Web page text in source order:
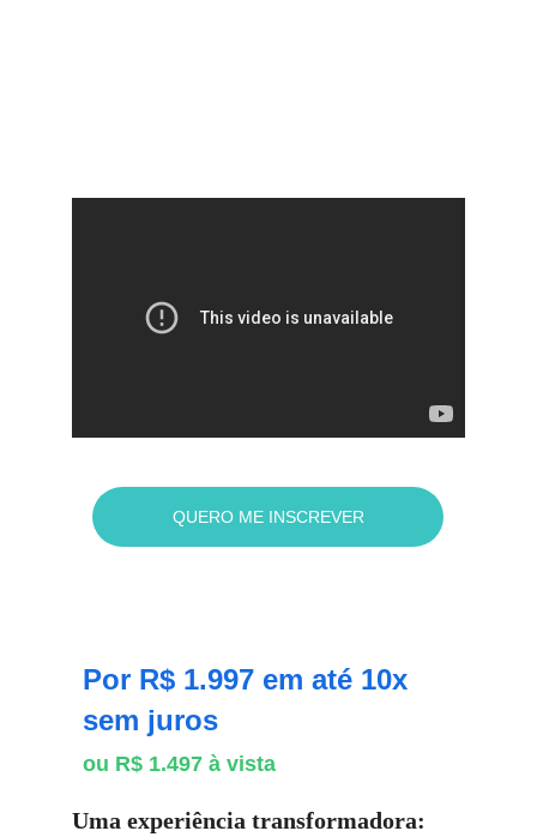
QUERO ME INSCREVER
Por R$ 1.997 em até 10x
sem juros
ou R$ 1.497 à vista
Uma experiência transformadora: